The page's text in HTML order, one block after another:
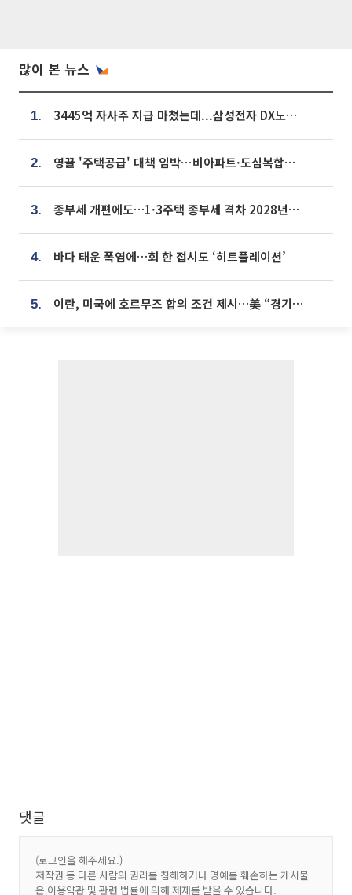
많이 본 뉴스
1. 3445억 자사주 지급 마쳤는데...삼성전자 DX노조, 뒤늦은 '떼쓰기 집회'
2. 영끌 '주택공급' 대책 임박⋯비아파트·도심복합까지 총동원
3. 종부세 개편에도…1·3주택 종부세 격차 2028년부터 확대
4. 바다 태운 폭염에…회 한 접시도 ‘히트플레이션’
5. 이란, 미국에 호르무즈 합의 조건 제시…美 “경기 아직 안 끝나” [종합]
댓글